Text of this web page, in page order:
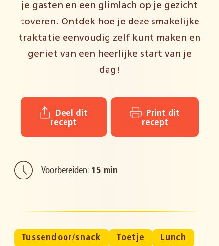
je gasten en een glimlach op je gezicht
toveren. Ontdek hoe je deze smakelijke
traktatie eenvoudig zelf kunt maken en
geniet van een heerlijke start van je
dag!
recept
recept
Voorbereiden: 15 min
Tussendoor/snack Toetje
Lunch